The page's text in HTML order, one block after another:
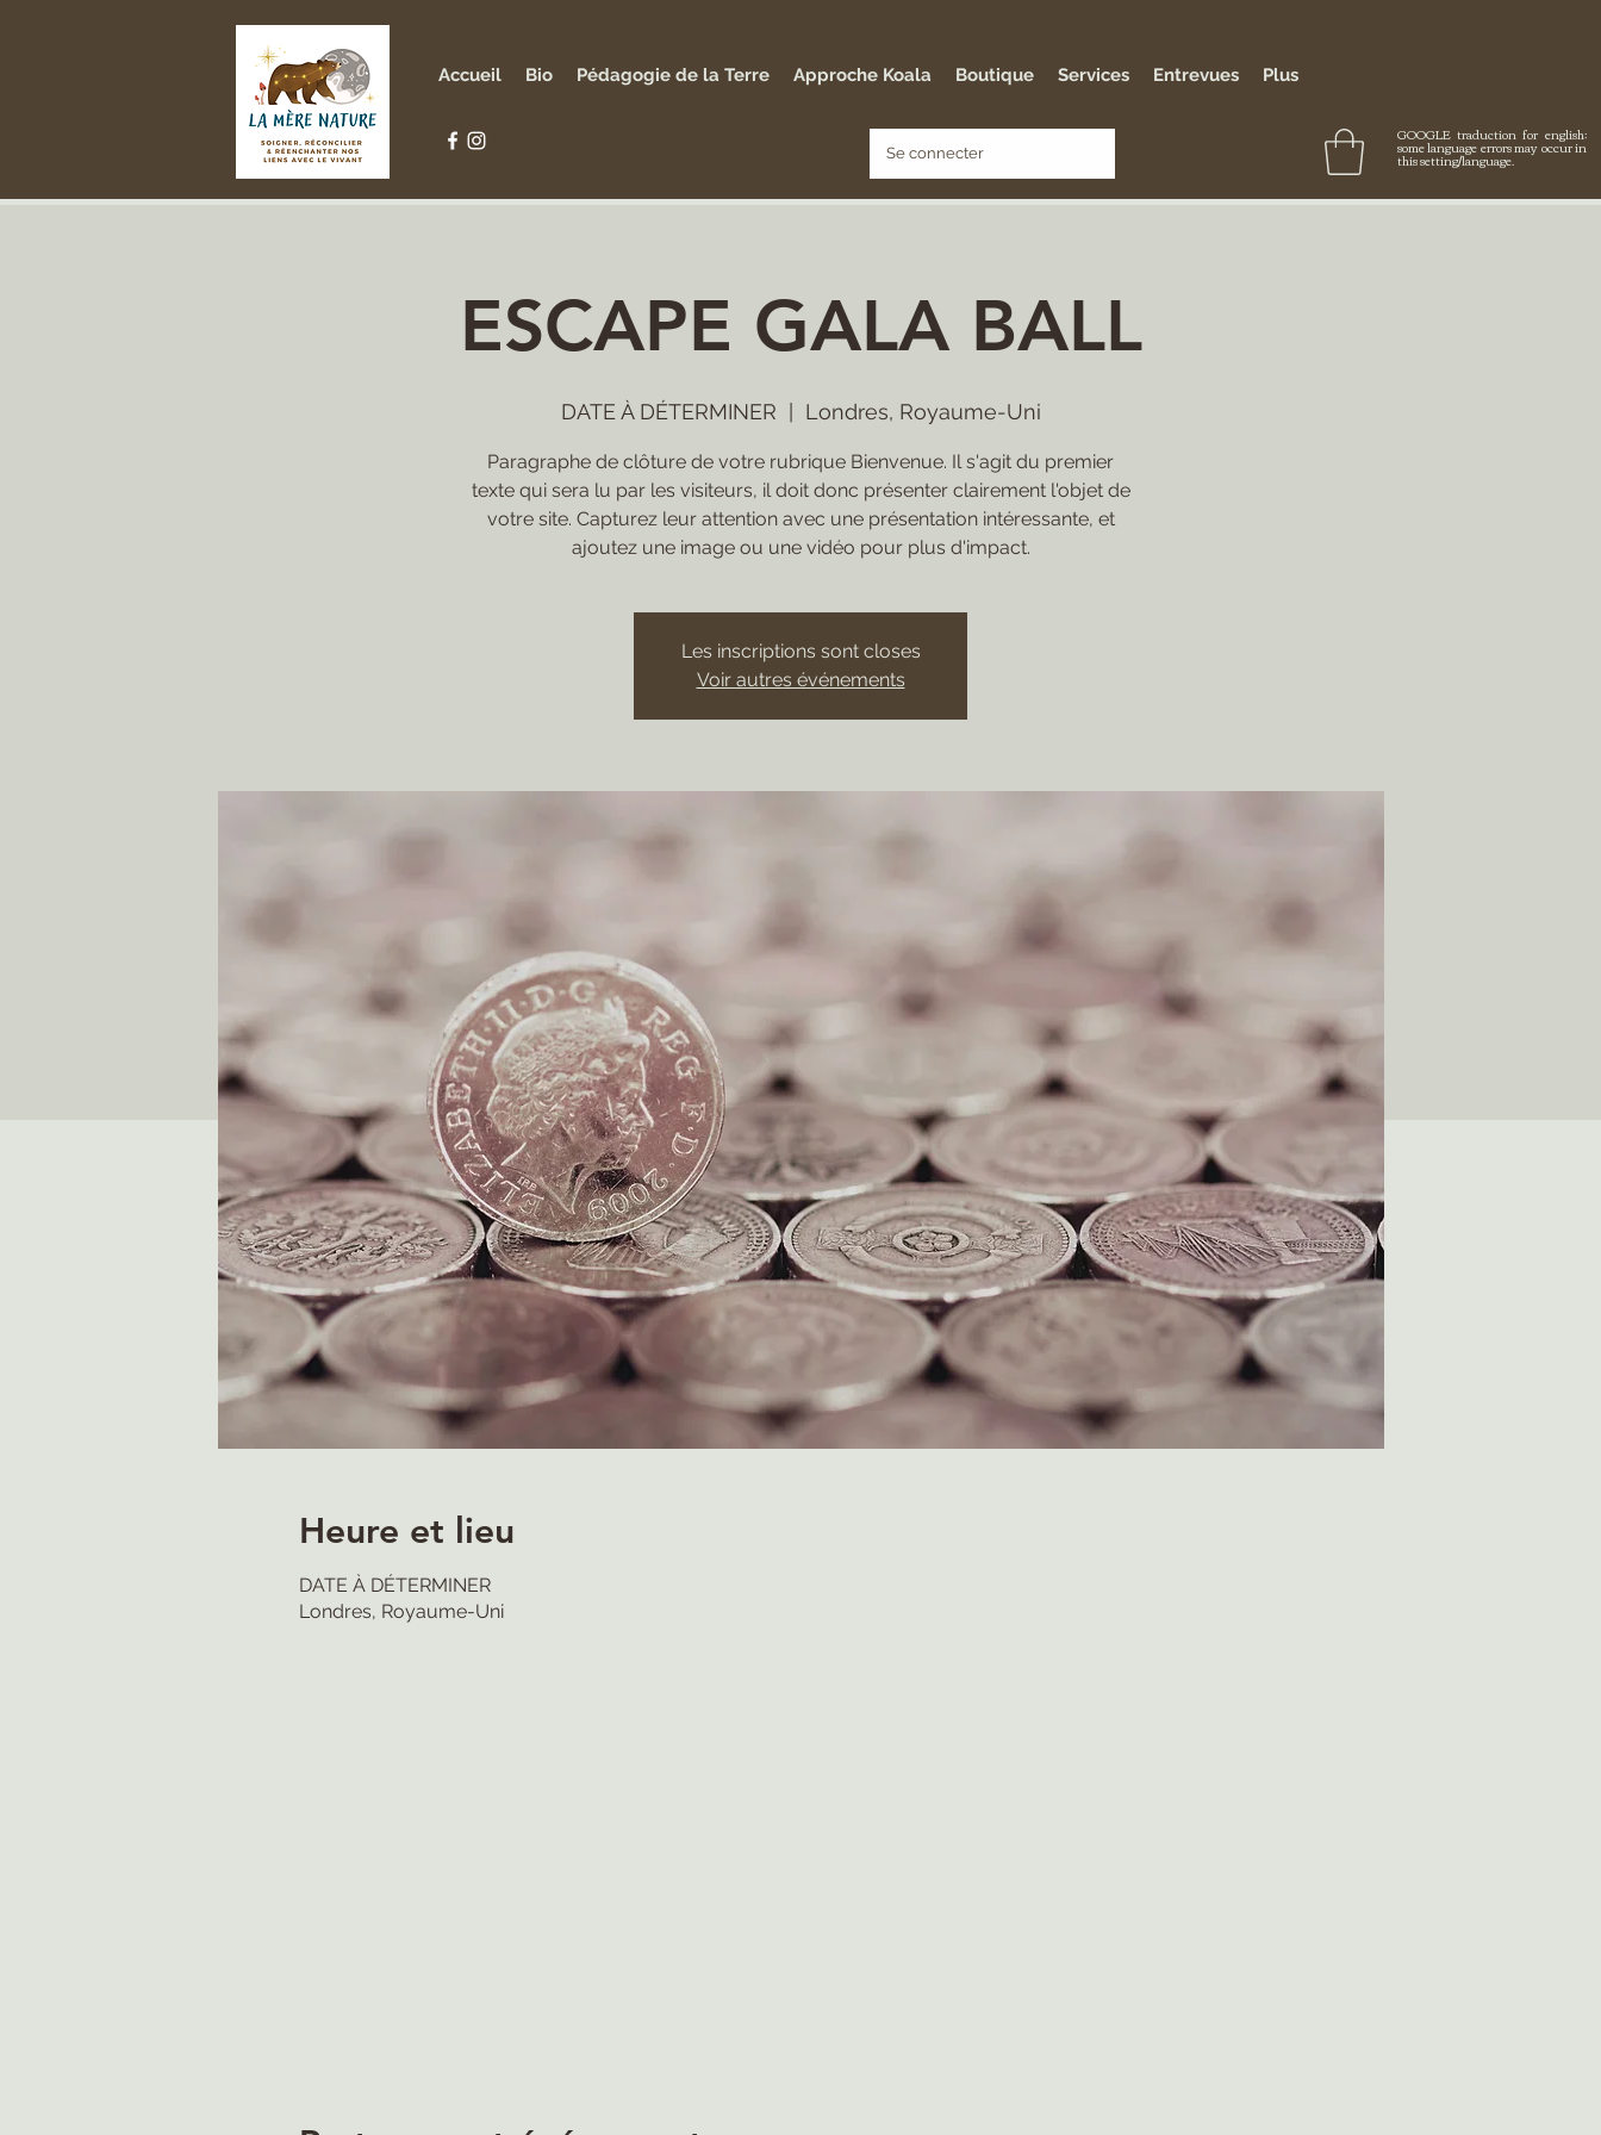
Se connecter
Accueil Bio Pédagogie de la Terre Approche Koala Boutique Services Entrevues Plus
GOOGLE traduction for english:
some language errors may occur in
this setting/language.
ESCAPE GALA BALL
DATE À DÉTERMINER Londres, Royaume-Uni
Paragraphe de clôture de votre rubrique Bienvenue. Il s'agit du premier
texte qui sera lu par les visiteurs, il doit donc présenter clairement l'objet de
votre site. Capturez leur attention avec une présentation intéressante, et
ajoutez une image ou une vidéo pour plus d'impact.
Les inscriptions sont closes
Voir autres événements
Heure et lieu
DATE À DÉTERMINER
Londres, Royaume-Uni